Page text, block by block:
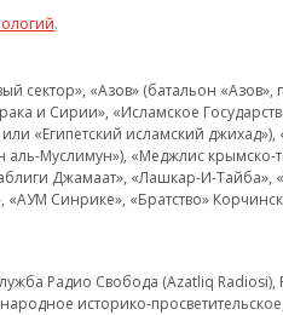
.
«Азов» (батальон «Азов»,
и Сирии», «Исламское
«Египетский исламский джихад»),
Муслимун»), «Меджлис крымско-
Джамаат», «Лашкар-И-Тайба»,
Синрике», «Братство»
Радио Свобода (Azatliq
историко-просветительское,